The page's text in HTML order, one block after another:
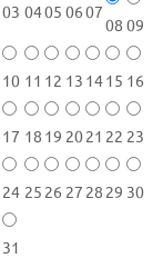
03 0405 0607
08 09
10 11 12 13 1415 16
17 18 19 2021 22 23
24 25 26 27 28 29 30
31